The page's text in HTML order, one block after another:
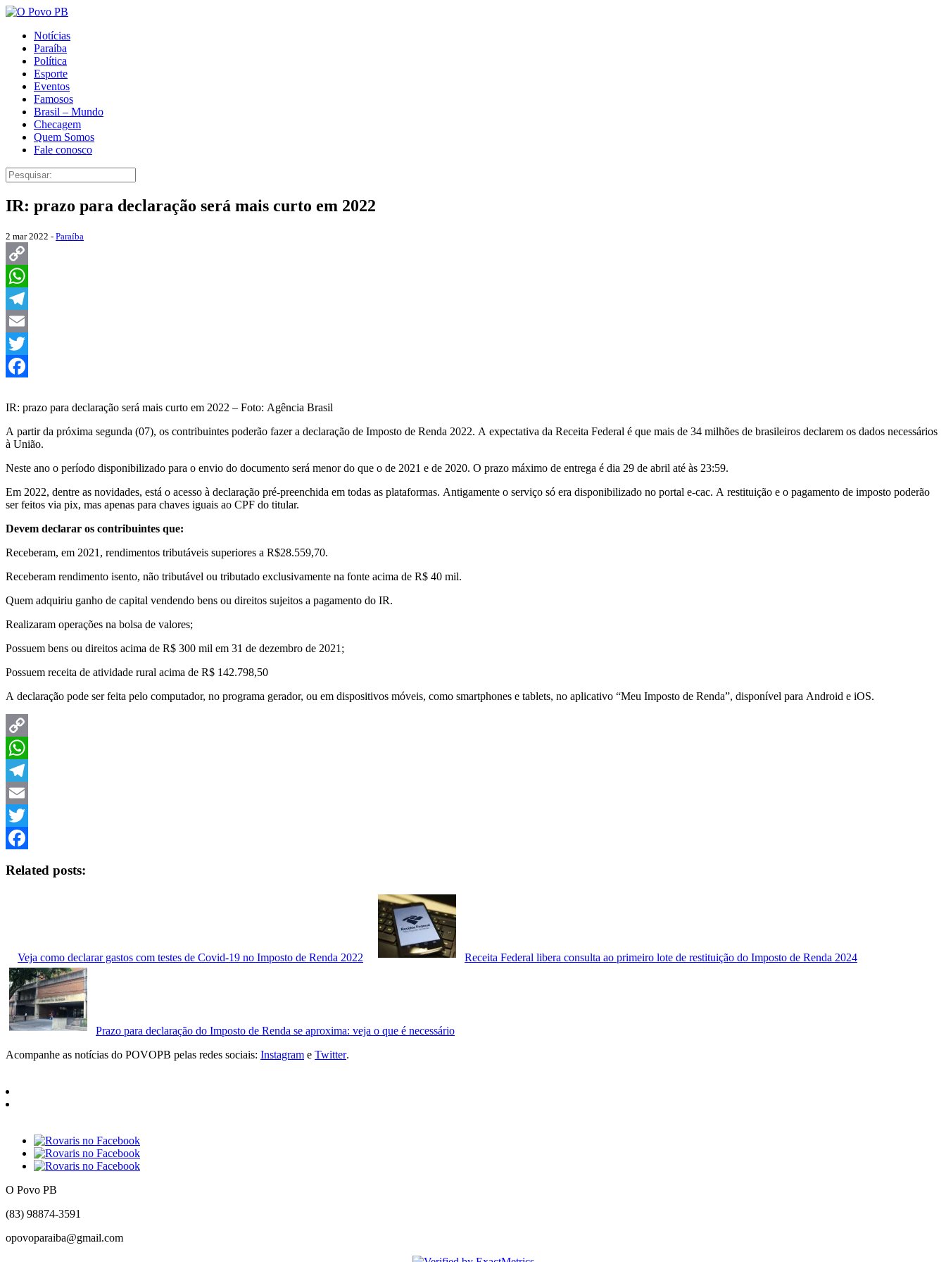
Notícias
Paraíba
Política
Esporte
Eventos
Famosos
Brasil – Mundo
Checagem
Quem Somos
Fale conosco
IR: prazo para declaração será mais curto em 2022
2 mar 2022 - Paraíba
Copy
Link
WhatsApp
Telegram
Email
Twitter
IR: prazo para declaração será mais curto em 2022 – Foto: Agência Brasil
A partir da próxima segunda (07), os contribuintes poderão fazer a declaração de Imposto de Renda 2022. A expectativa da Receita Federal é que mais de 34 milhões de brasileiros declarem os dados necessários
à União.
Neste ano o período disponibilizado para o envio do documento será menor do que o de 2021 e de 2020. O prazo máximo de entrega é dia 29 de abril até às 23:59.
Em 2022, dentre as novidades, está o acesso à declaração pré-preenchida em todas as plataformas. Antigamente o serviço só era disponibilizado no portal e-cac. A restituição e o pagamento de imposto poderão
ser feitos via pix, mas apenas para chaves iguais ao CPF do titular.
Devem declarar os contribuintes que:
Receberam, em 2021, rendimentos tributáveis superiores a R$28.559,70.
Receberam rendimento isento, não tributável ou tributado exclusivamente na fonte acima de R$ 40 mil.
Quem adquiriu ganho de capital vendendo bens ou direitos sujeitos a pagamento do IR.
Realizaram operações na bolsa de valores;
Possuem bens ou direitos acima de R$ 300 mil em 31 de dezembro de 2021;
Possuem receita de atividade rural acima de R$ 142.798,50
A declaração pode ser feita pelo computador, no programa gerador, ou em dispositivos móveis, como smartphones e tablets, no aplicativo “Meu Imposto de Renda”, disponível para Android e iOS.
Copy
Link
WhatsApp
Telegram
Email
Twitter
Related posts:
Veja como declarar gastos com testes de Covid-19 no Imposto de Renda 2022 Receita Federal libera consulta ao primeiro lote de restituição do Imposto de Renda 2024
Prazo para declaração do Imposto de Renda se aproxima: veja o que é necessário
Acompanhe as notícias do POVOPB pelas redes sociais: Instagram e Twitter.
O Povo PB
(83) 98874-3591
opovoparaiba@gmail.com